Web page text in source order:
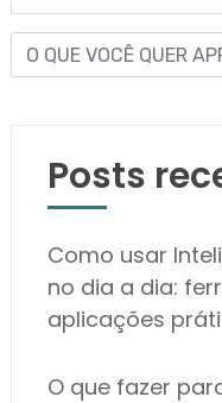
Posts
Como usar
no dia a dia:
aplicações
O que fazer